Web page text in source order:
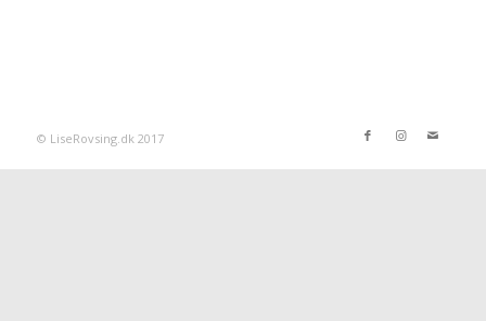
© LiseRovsing.dk 2017